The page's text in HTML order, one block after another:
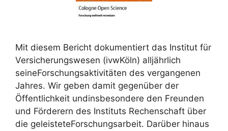
Mit diesem Bericht dokumentiert das Institut für
Versicherungswesen (ivwKöln) alljährlich
seineForschungsaktivitäten des vergangenen
Jahres. Wir geben damit gegenüber der
Öffentlichkeit undinsbesondere den Freunden
und Förderern des Instituts Rechenschaft über
die geleisteteForschungsarbeit. Darüber hinaus